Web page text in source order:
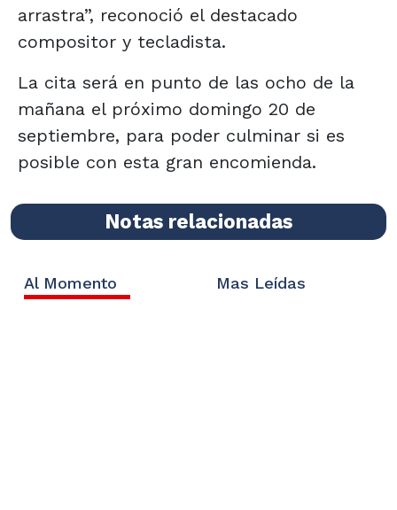
arrastra”, reconoció el destacado
compositor y tecladista.
La cita será en punto de las ocho de la
mañana el próximo domingo 20 de
septiembre, para poder culminar si es
posible con esta gran encomienda.
Notas relacionadas
Al Momento Mas Leídas